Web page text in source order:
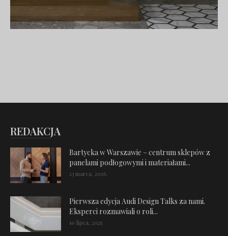
REDAKCJA
Bartycka w Warszawie – centrum sklepów z
panelami podłogowymi i materiałami...
23 marca, 2026
Pierwsza edycja Audi Design Talks za nami.
Eksperci rozmawiali o roli...
10 lipca, 2025